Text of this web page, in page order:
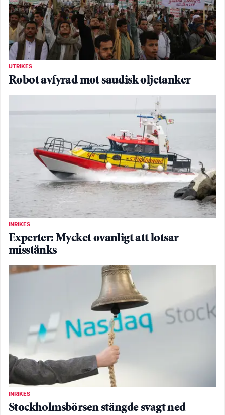
UTRIKES
Robot avfyrad mot saudisk oljetanker
INRIKES
Experter: Mycket ovanligt att lotsar
misstänks
INRIKES
Stockholmsbörsen stängde svagt ned